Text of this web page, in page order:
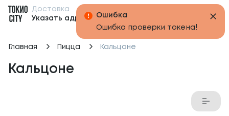
Доставка
Указать адрес
Главная Пицца Кальцоне
Кальцоне
Ошибка
Ошибка проверки токена!